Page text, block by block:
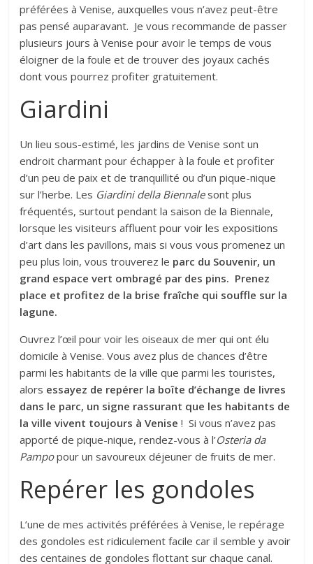
préférées à Venise, auxquelles vous n’avez peut-être
pas pensé auparavant. Je vous recommande de passer
plusieurs jours à Venise pour avoir le temps de vous
éloigner de la foule et de trouver des joyaux cachés
dont vous pourrez profiter gratuitement.
Giardini
Un lieu sous-estimé, les jardins de Venise sont un
endroit charmant pour échapper à la foule et profiter
d’un peu de paix et de tranquillité ou d’un pique-nique
sur l’herbe. Les Giardini della Biennalesont plus
fréquentés, surtout pendant la saison de la Biennale,
lorsque les visiteurs affluent pour voir les expositions
d’art dans les pavillons, mais si vous vous promenez un
peu plus loin, vous trouverez le parc du Souvenir, un
grand espace vert ombragé par des pins. Prenez
place et profitez de la brise fraîche qui souffle sur la
lagune.
Ouvrez l’œil pour voir les oiseaux de mer qui ont élu
domicile à Venise. Vous avez plus de chances d’être
parmi les habitants de la ville que parmi les touristes,
alors essayez de repérer la boîte d’échange de livres
dans le parc, un signe rassurant que les habitants de
la ville vivent toujours à Venise ! Si vous n’avez pas
apporté de pique-nique, rendez-vous à l’Osteria da
Pampopour un savoureux déjeuner de fruits de mer.
Repérer les gondoles
L’une de mes activités préférées à Venise, le repérage
des gondoles est ridiculement facile car il semble y avoir
des centaines de gondoles flottant sur chaque canal.